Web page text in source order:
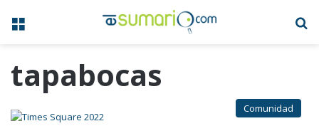
Menú
tapabocas
Comunidad